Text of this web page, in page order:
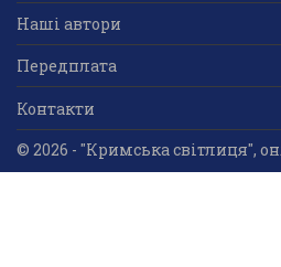
Наші автори
Передплата
Контакти
© 2026 - "Кримська світлиця",